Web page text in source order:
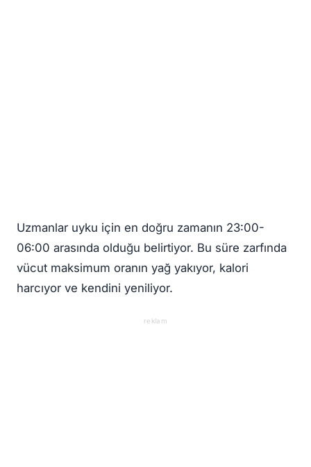
Uzmanlar uyku için en doğru zamanın 23:00-
06:00 arasında olduğu belirtiyor. Bu süre zarfında
vücut maksimum oranın yağ yakıyor, kalori
harcıyor ve kendini yeniliyor.
reklam